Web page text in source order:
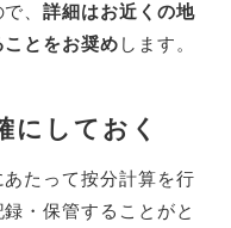
で、詳細はお近くの地
とをお奨め します。
にしておく
たって按分計算を行
・保管することがと